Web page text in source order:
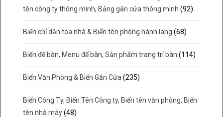
tên công ty thông minh, Bảng gắn cửa thông minh (92)
Biển chỉ dẫn tòa nhà & Biển tên phòng hành lang (68)
Biển để bàn, Menu để bàn, Sản phẩm trang trí bàn (114)
Biển Văn Phòng & Biển Gắn Cửa (235)
Biển Công Ty, Biển Tên Công ty, Biển tên văn phòng, Biển
tên nhà máy (48)